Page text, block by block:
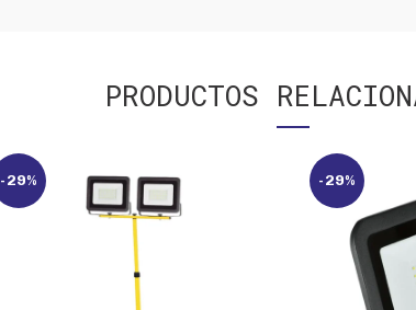
PRODUCTOS
-29% -29%